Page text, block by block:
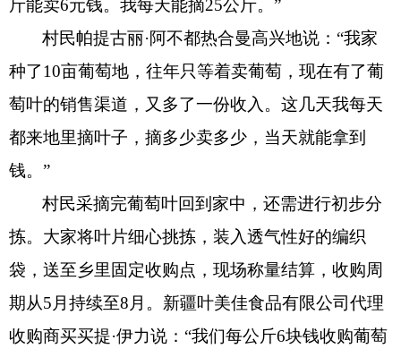
斤能卖6元钱。我每天能摘25公斤。”
村民帕提古丽·阿不都热合曼高兴地说：“我家
种了10亩葡萄地，往年只等着卖葡萄，现在有了葡
萄叶的销售渠道，又多了一份收入。这几天我每天
都来地里摘叶子，摘多少卖多少，当天就能拿到
钱。”
村民采摘完葡萄叶回到家中，还需进行初步分
拣。大家将叶片细心挑拣，装入透气性好的编织
袋，送至乡里固定收购点，现场称量结算，收购周
期从5月持续至8月。新疆叶美佳食品有限公司代理
收购商买买提·伊力说：“我们每公斤6块钱收购葡萄